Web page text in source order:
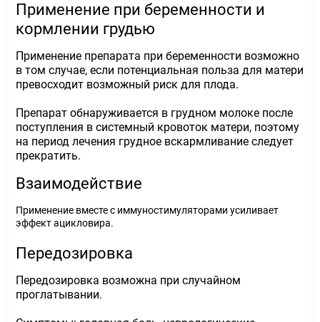
Применение при беременности и
кормлении грудью
Применение препарата при беременности возможно
в том случае, если потенциальная польза для матери
превосходит возможный риск для плода.
Препарат обнаруживается в грудном молоке после
поступления в системный кровоток матери, поэтому
на период лечения грудное вскармливание следует
прекратить.
Взаимодействие
Применение вместе с иммуностимуляторами усиливает
эффект ацикловира.
Передозировка
Передозировка возможна при случайном
проглатывании.